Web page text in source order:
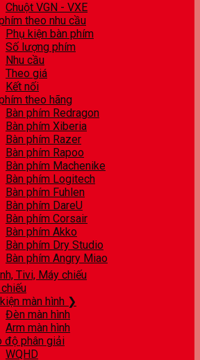
Chuột VGN - VXE
theo nhu cầu
Phụ kiện bàn phím
Số lượng phím
Nhu cầu
Theo giá
Kết nối
theo hãng
Bàn phím Redragon
Bàn phím Xiberia
Bàn phím Razer
Bàn phím Rapoo
Bàn phím Machenike
Bàn phím Logitech
Bàn phím Fuhlen
Bàn phím DareU
Bàn phím Corsair
Bàn phím Akko
Bàn phím Dry Studio
Bàn phím Angry Miao
Tivi, Máy chiếu
màn hình ❯
Đèn màn hình
Arm màn hình
độ phân giải
WQHD